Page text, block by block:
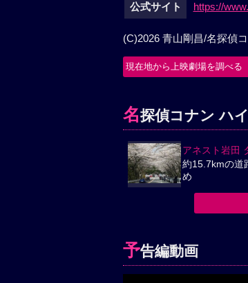
公式サイト https://
(C)2026 青山剛昌/名探偵
現在地から上映劇場を調べる
名探偵コナン ハ
アネスト岩田
約15.7kmの道
め
予告編動画